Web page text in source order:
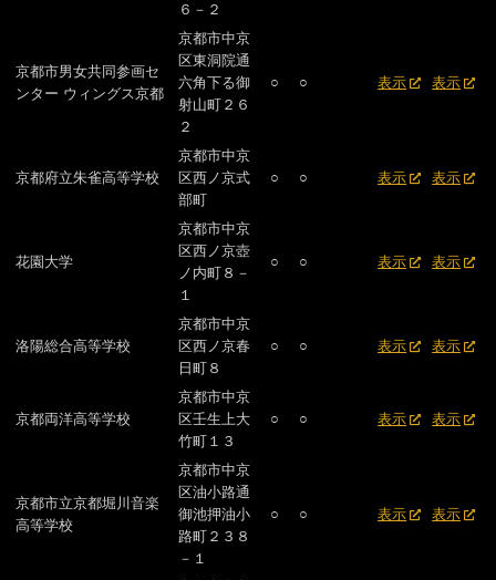
６－２
京都市男女共同参画セ
ンター ウィングス京都
京都市中京
区東洞院通
六角下る御
射山町２６
２
○ ○ 表示 表示
京都府立朱雀高等学校
京都市中京
区西ノ京式
部町
○ ○ 表示 表示
花園大学
京都市中京
区西ノ京壺
ノ内町８－
１
○ ○ 表示 表示
洛陽総合高等学校
京都市中京
区西ノ京春
日町８
○ ○ 表示 表示
京都両洋高等学校
京都市中京
区壬生上大
竹町１３
○ ○ 表示 表示
京都市立京都堀川音楽
高等学校
京都市中京
区油小路通
御池押油小
路町２３８
－１
○ ○ 表示 表示